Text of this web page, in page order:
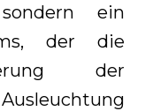
ein
der die
der